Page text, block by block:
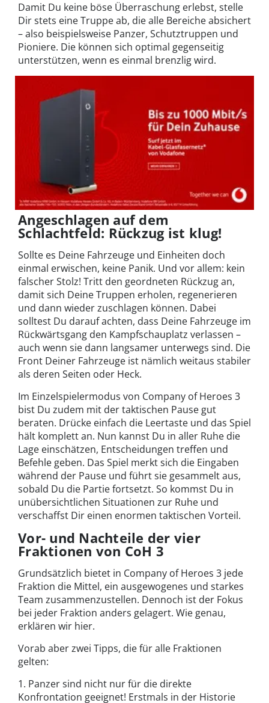
Damit Du keine böse Überraschung erlebst, stelle
Dir stets eine Truppe ab, die alle Bereiche absichert
– also beispielsweise Panzer, Schutztruppen und
Pioniere. Die können sich optimal gegenseitig
unterstützen, wenn es einmal brenzlig wird.
Angeschlagen auf dem
Schlachtfeld: Rückzug ist klug!
Sollte es Deine Fahrzeuge und Einheiten doch
einmal erwischen, keine Panik. Und vor allem: kein
falscher Stolz! Tritt den geordneten Rückzug an,
damit sich Deine Truppen erholen, regenerieren
und dann wieder zuschlagen können. Dabei
solltest Du darauf achten, dass Deine Fahrzeuge im
Rückwärtsgang den Kampfschauplatz verlassen –
auch wenn sie dann langsamer unterwegs sind. Die
Front Deiner Fahrzeuge ist nämlich weitaus stabiler
als deren Seiten oder Heck.
Im Einzelspielermodus von Company of Heroes 3
bist Du zudem mit der taktischen Pause gut
beraten. Drücke einfach die Leertaste und das Spiel
hält komplett an. Nun kannst Du in aller Ruhe die
Lage einschätzen, Entscheidungen treffen und
Befehle geben. Das Spiel merkt sich die Eingaben
während der Pause und führt sie gesammelt aus,
sobald Du die Partie fortsetzt. So kommst Du in
unübersichtlichen Situationen zur Ruhe und
verschaffst Dir einen enormen taktischen Vorteil.
Vor- und Nachteile der vier
Fraktionen von CoH 3
Grundsätzlich bietet in Company of Heroes 3 jede
Fraktion die Mittel, ein ausgewogenes und starkes
Team zusammenzustellen. Dennoch ist der Fokus
bei jeder Fraktion anders gelagert. Wie genau,
erklären wir hier.
Vorab aber zwei Tipps, die für alle Fraktionen
gelten:
1. Panzer sind nicht nur für die direkte
Konfrontation geeignet! Erstmals in der Historie